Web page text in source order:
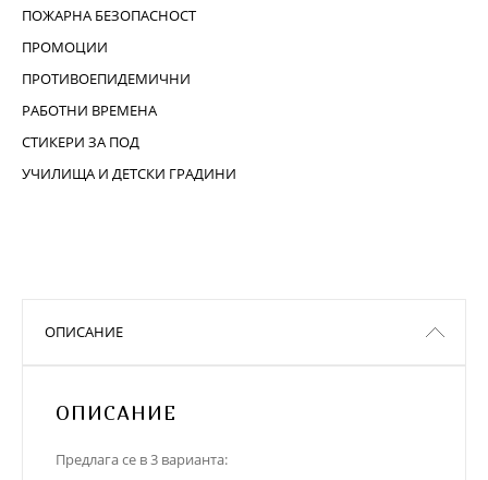
ПОЖАРНА БЕЗОПАСНОСТ
ПРОМОЦИИ
ПРОТИВОЕПИДЕМИЧНИ
РАБОТНИ ВРЕМЕНА
СТИКЕРИ ЗА ПОД
УЧИЛИЩА И ДЕТСКИ ГРАДИНИ
ОПИСАНИЕ
ОПИСАНИЕ
Предлага се в 3 варианта: